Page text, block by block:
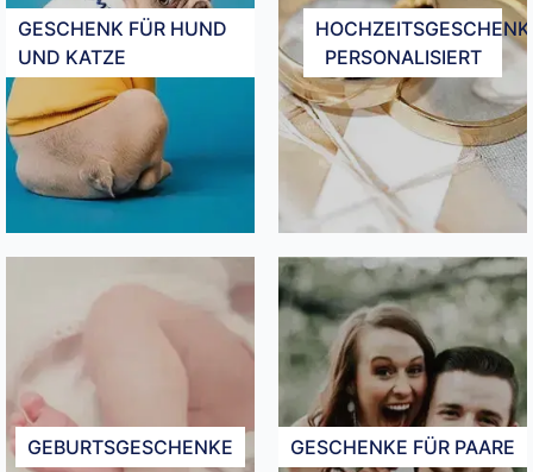
GESCHENK FÜR HUND
UND KATZE
HOCHZEITSGESCHENK
PERSONALISIERT
GEBURTSGESCHENKE GESCHENKE FÜR PAARE